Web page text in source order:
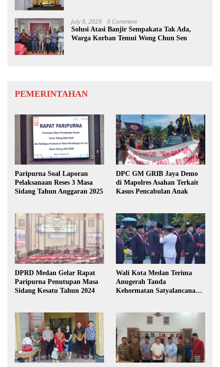
July 9, 2026 0 Comment
Solusi Atasi Banjir Sempakata Tak Ada,
Warga Korban Temui Wong Chun Sen
PEMERINTAHAN
Paripurna Soal Laporan
Pelaksanaan Reses 3 Masa
Sidang Tahun Anggaran 2025
DPC GM GRIB Jaya Demo
di Mapolres Asahan Terkait
Kasus Pencabulan Anak
DPRD Medan Gelar Rapat
Paripurna Penutupan Masa
Sidang Kesatu Tahun 2024
Wali Kota Medan Terima
Anugerah Tanda
Kehormatan Satyalancana